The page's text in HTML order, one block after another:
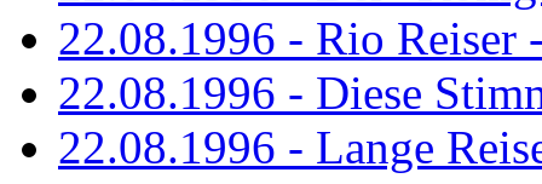
22.08.1996 - Rio Reiser
22.08.1996 - Diese
22.08.1996 - Lange